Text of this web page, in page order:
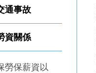
通事故
資關係
勞保薪資以